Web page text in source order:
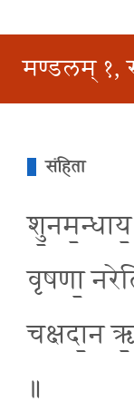
मण्डलम् १,
संहिता
शु॒नम॒न्धाय॒
वृषणा॒
चक्षदा॒न
॥